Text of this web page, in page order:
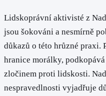
Lidskoprávní aktivisté z
jsou šokováni a nesmírně
důkazů o této hrůzné praxi.
hranice morálky,
zločinem proti lidskosti.
nespravedlnosti vyjadřuje